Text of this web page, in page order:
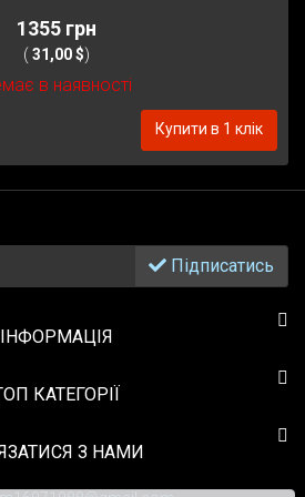
1355 грн
(31,00 $)
в наявності
Купити в 1 клік
Підписатись
ІНФОРМАЦІЯ
КАТЕГОРІЇ
З НАМИ